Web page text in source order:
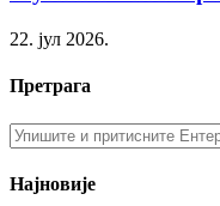
22. јул 2026.
Претрага
Најновије